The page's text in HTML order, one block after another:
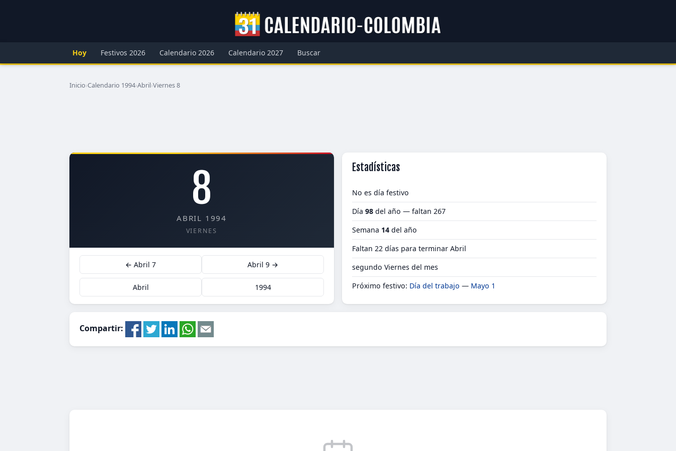
Hoy Festivos 2026 Calendario 2026 Calendario 2027 Buscar
Inicio›Calendario 1994›Abril›Viernes 8
8
ABRIL 1994
VIERNES
← Abril 7 Abril 9 →
Abril 1994
Estadísticas
No es día festivo
Día 98 del año — faltan 267
Semana 14 del año
Faltan 22 días para terminar Abril
segundo Viernes del mes
Próximo festivo: Día del trabajo — Mayo 1
Compartir: